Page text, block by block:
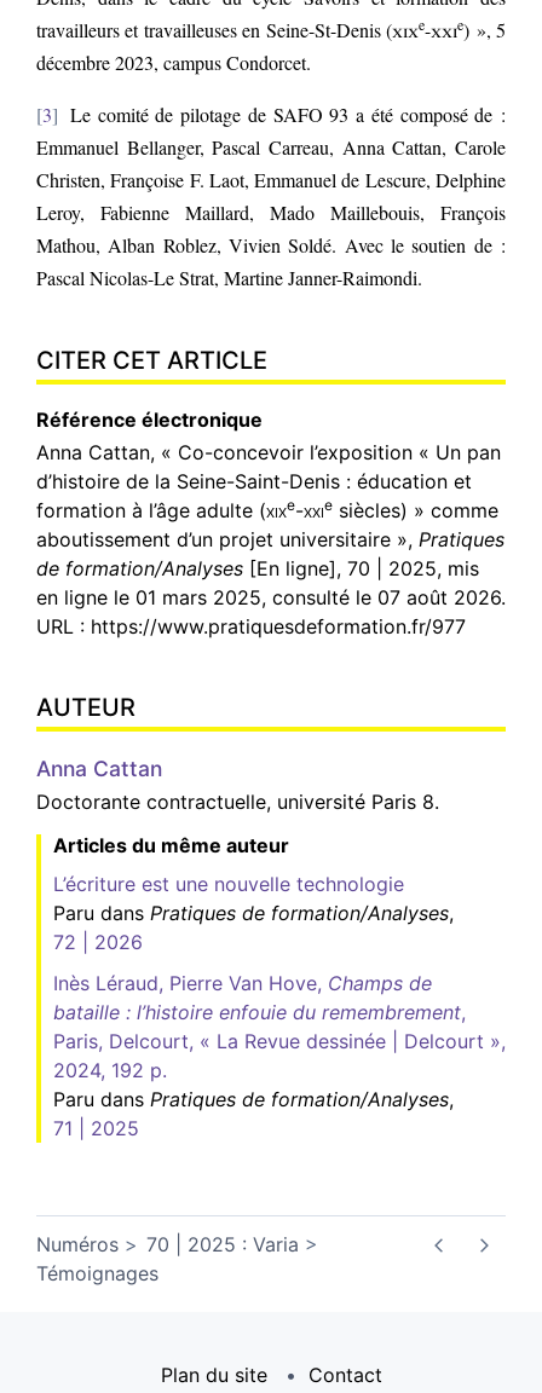
travailleurs et travailleuses en Seine-St-Denis (xixe-xxie) », 5
décembre 2023, campus Condorcet.
3
Le comité de pilotage de SAFO 93 a été composé de :
Emmanuel Bellanger, Pascal Carreau, Anna Cattan, Carole
Christen, Françoise F. Laot, Emmanuel de Lescure, Delphine
Leroy, Fabienne Maillard, Mado Maillebouis, François
Mathou, Alban Roblez, Vivien Soldé. Avec le soutien de :
Pascal Nicolas-Le Strat, Martine Janner-Raimondi.
CITER CET ARTICLE
Référence électronique
Anna Cattan, « Co-concevoir l’exposition « Un pan
d’histoire de la Seine-Saint-Denis : éducation et
formation à l’âge adulte (xixe-xxie siècles) » comme
aboutissement d’un projet universitaire », Pratiques
de formation/Analyses [En ligne], 70 | 2025, mis
en ligne le 01 mars 2025, consulté le 07 août 2026.
URL : https://www.pratiquesdeformation.fr/977
AUTEUR
Anna Cattan
Doctorante contractuelle, université Paris 8.
Articles du même auteur
L’écriture est une nouvelle technologie
Paru dans Pratiques de formation/Analyses,
72 | 2026
Inès Léraud, Pierre Van Hove, Champs de
bataille : l’histoire enfouie du remembrement,
Paris, Delcourt, « La Revue dessinée | Delcourt »,
2024, 192 p.
Paru dans Pratiques de formation/Analyses,
71 | 2025
Numéros
70 | 2025 : Varia
Témoignages
Plan du site
Contact